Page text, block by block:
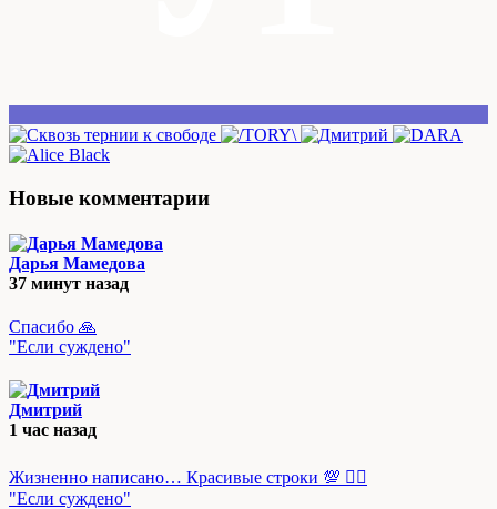
Новые комментарии
Дарья Мамедова
37 минут назад
Спасибо 🙏
"Если суждено"
Дмитрий
1 час назад
Жизненно написано… Красивые строки 💯 👍🏻
"Если суждено"